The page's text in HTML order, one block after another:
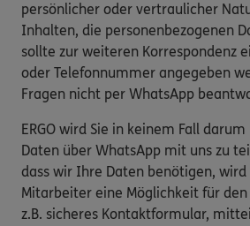
persönlicher oder vertraulicher
Inhalten, die personenbezogenen
sollte zur weiteren Korrespondenz
oder Telefonnummer angegeben
Fragen nicht per WhatsApp
ERGO wird Sie in keinem Fall
Daten über WhatsApp mit uns zu
dass wir Ihre Daten benötigen,
Mitarbeiter eine Möglichkeit für den
z.B. sicheres Kontaktformular,